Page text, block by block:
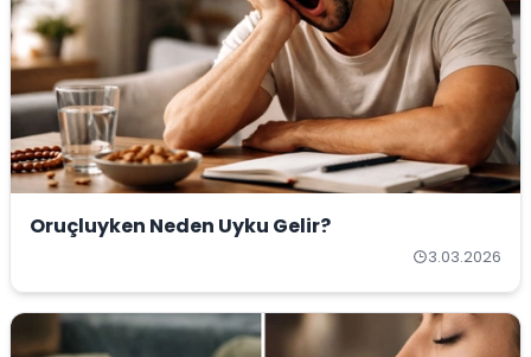
Oruçluyken Neden Uyku Gelir?
3.03.2026